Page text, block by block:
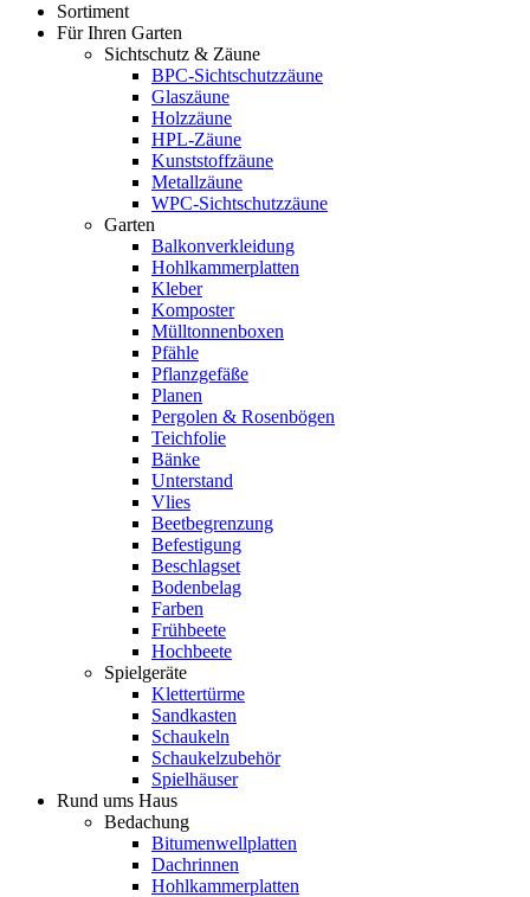
Sortiment
Für Ihren Garten
Sichtschutz & Zäune
BPC-Sichtschutzzäune
Glaszäune
Holzzäune
HPL-Zäune
Kunststoffzäune
Metallzäune
WPC-Sichtschutzzäune
Garten
Balkonverkleidung
Hohlkammerplatten
Kleber
Komposter
Mülltonnenboxen
Pfähle
Pflanzgefäße
Planen
Pergolen & Rosenbögen
Teichfolie
Bänke
Unterstand
Vlies
Beetbegrenzung
Befestigung
Beschlagset
Bodenbelag
Farben
Frühbeete
Hochbeete
Spielgeräte
Klettertürme
Sandkasten
Schaukeln
Schaukelzubehör
Spielhäuser
Rund ums Haus
Bedachung
Bitumenwellplatten
Dachrinnen
Hohlkammerplatten